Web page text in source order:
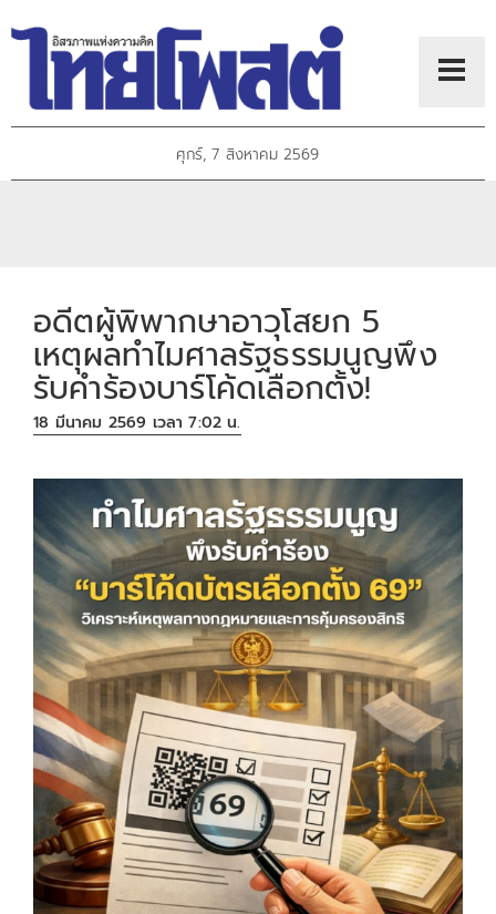
ศุกร์, 7 สิงหาคม 2569
อดีตผู้พิพากษาอาวุโสยก 5
เหตุผลทำไมศาลรัฐธรรมนูญพึง
รับคำร้องบาร์โค้ดเลือกตั้ง!
18 มีนาคม 2569 เวลา 7:02 น.